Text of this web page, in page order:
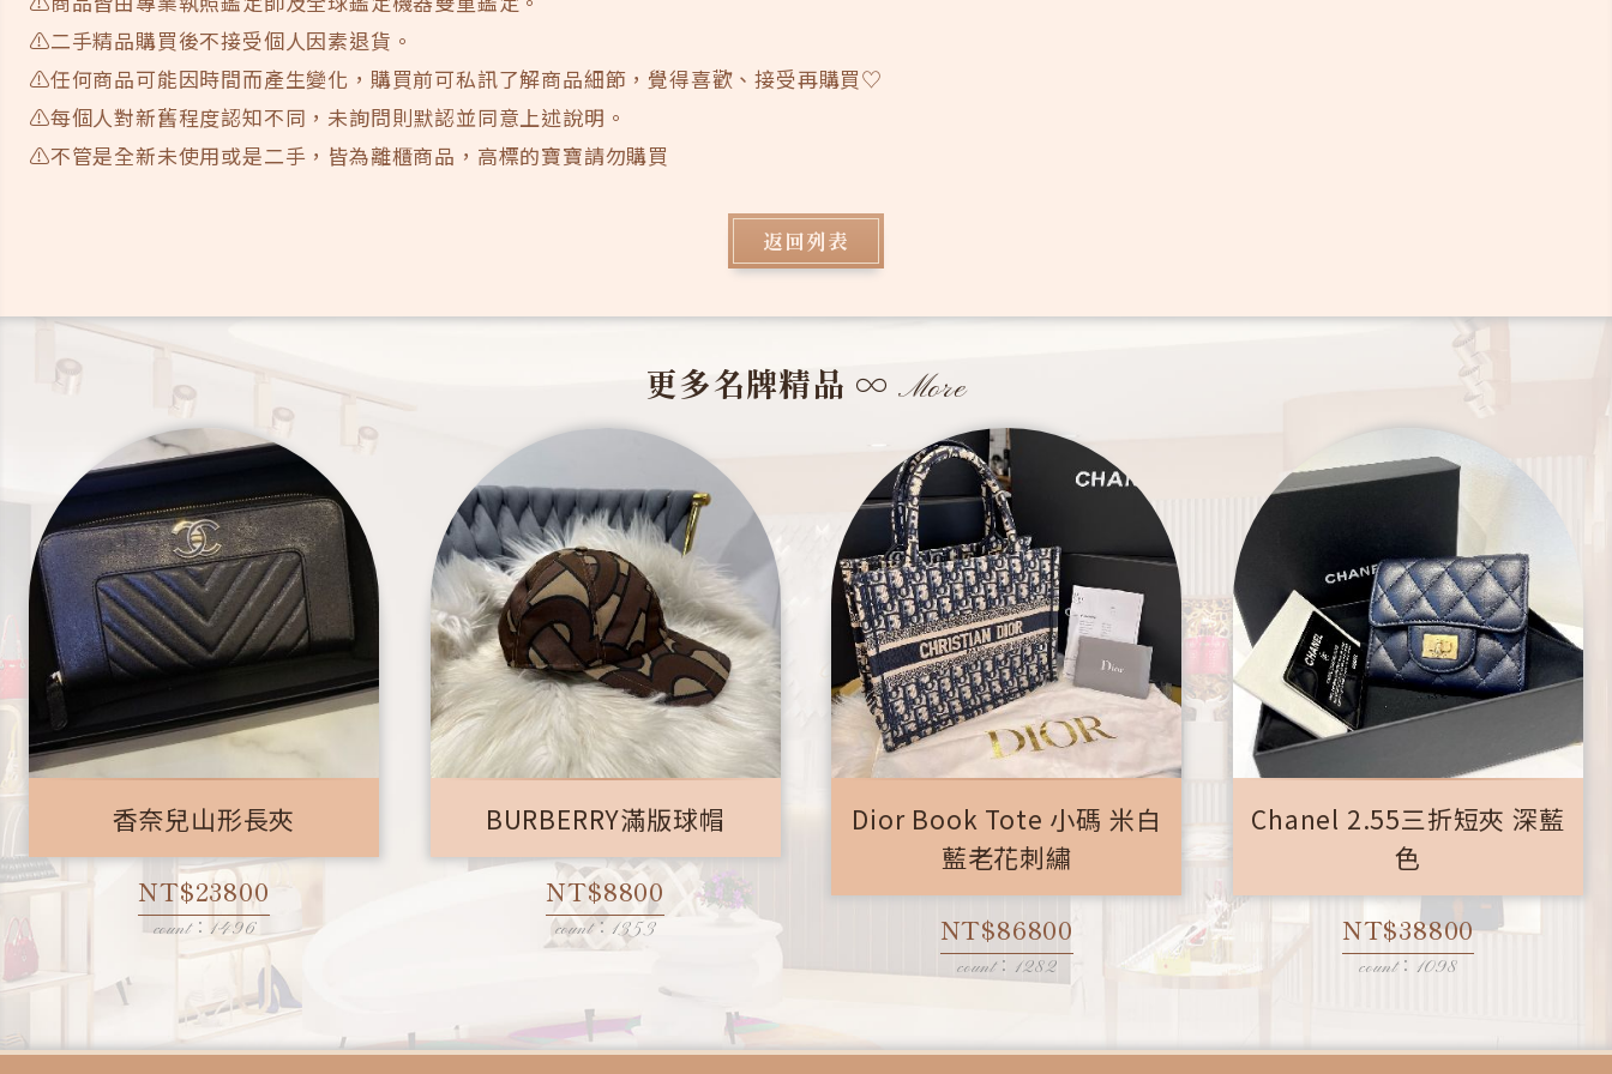
⚠️二手精品購買後不接受個人因素退貨。
⚠️任何商品可能因時間而產生變化，購買前可私訊了解商品細節，覺得喜歡、接受再購買♡
⚠️每個人對新舊程度認知不同，未詢問則默認並同意上述說明。
⚠️不管是全新未使用或是二手，皆為離櫃商品，高標的寶寶請勿購買
返回列表
更多名牌精品 ∞ More
香奈兒山形長夾
NT$23800
count：1496
BURBERRY滿版球帽
NT$8800
count：1353
Dior Book Tote 小碼 米白
藍老花刺繡
NT$86800
count：1282
Chanel 2.55三折短夾 深藍
色
NT$38800
count：1098